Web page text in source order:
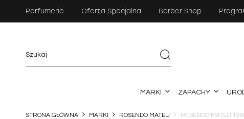
Perfumerie Oferta Specjalna Barber Shop
MARKI ZAPACHY
STRONA GŁÓWNA MARKI ROSENDO MATEU ROSENDO MATEU